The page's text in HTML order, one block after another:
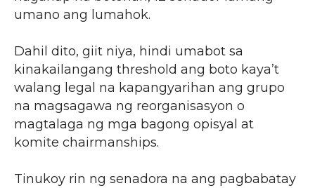
umano ang lumahok.
Dahil dito, giit niya, hindi umabot sa
kinakailangang threshold ang boto kaya’t
walang legal na kapangyarihan ang grupo
na magsagawa ng reorganisasyon o
magtalaga ng mga bagong opisyal at
komite chairmanships.
Tinukoy rin ng senadora na ang pagbabatay